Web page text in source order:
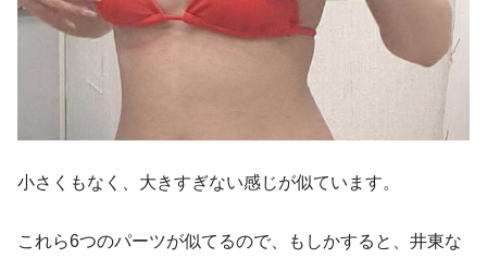
小さくもなく、大きすぎない感じが似ています。
これら6つのパーツが似てるので、もしかすると、井東な